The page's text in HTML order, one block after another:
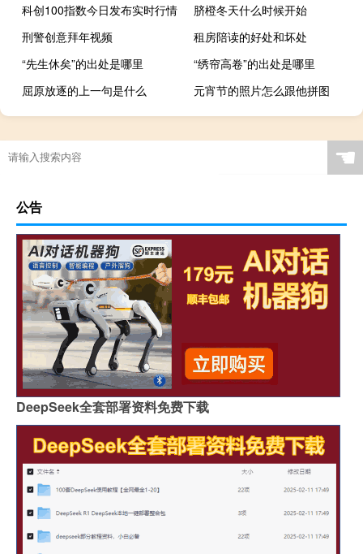
科创100指数今日发布实时行情
脐橙冬天什么时候开始
刑警创意拜年视频
租房陪读的好处和坏处
“先生休矣”的出处是哪里
“绣帘高卷”的出处是哪里
屈原放逐的上一句是什么
元宵节的照片怎么跟他拼图
☚
公告
DeepSeek全套部署资料免费下载